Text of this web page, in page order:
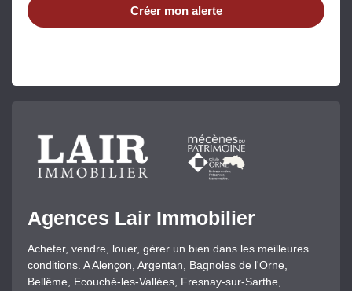
Créer mon alerte
Agences Lair Immobilier
Acheter, vendre, louer, gérer un bien dans les meilleures
conditions. A Alençon, Argentan, Bagnoles de l'Orne,
Bellême, Ecouché-les-Vallées, Fresnay-sur-Sarthe,